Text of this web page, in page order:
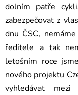
dolním patře
zabezpečovat z
dnu ČSC,
ředitele a tak
letošním roce
nového projektu
vyhledávat